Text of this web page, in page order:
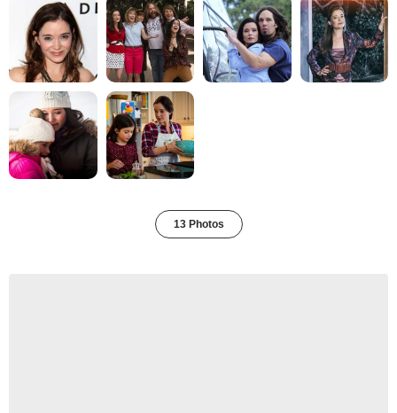
13 Photos